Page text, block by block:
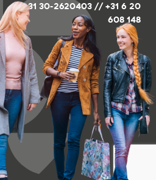
+31 30-2620403 // +31 6 20
608 148